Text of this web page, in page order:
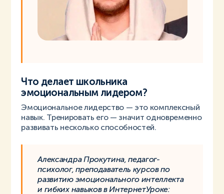
Что делает школьника
эмоциональным лидером?
Эмоциональное лидерство — это комплексный
навык. Тренировать его — значит одновременно
развивать несколько способностей.
Александра Прокутина, педагог-
психолог, преподаватель курсов по
развитию эмоционального интеллекта
и гибких навыков в ИнтернетУроке: